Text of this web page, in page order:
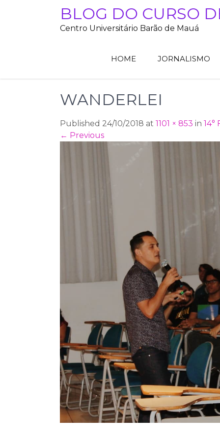
BLOG DO CURSO
Centro Universitário Barão de Mauá
HOME JORNALISMO
WANDERLEI
Published 24/10/2018 at 1101 × 853 in 14°
← Previous